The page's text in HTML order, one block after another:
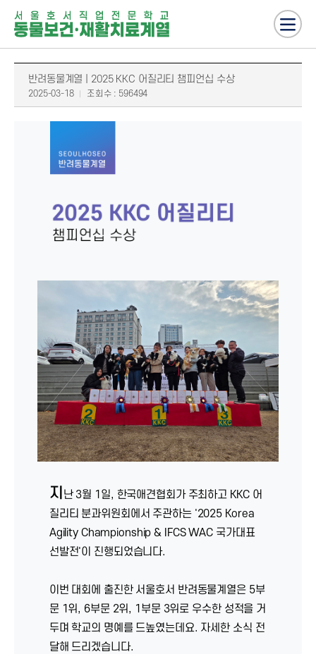
반려동물계열 | 2025 KKC 어질리티 챔피언십 수상
2025-03-18 조회수 : 596494
지 난 3월 1일, 한국애견협회가 주최하고 KKC 어
질리티 분과위원회에서 주관하는 '2025 Korea
Agility Championship & IFCS WAC 국가대표
선발전'이 진행되었습니다.
이번 대회에 출진한 서울호서 반려동물계열은 5부
문 1위, 6부문 2위, 1부문 3위로 우수한 성적을 거
두며 학교의 명예를 드높였는데요. 자세한 소식 전
달해 드리겠습니다.